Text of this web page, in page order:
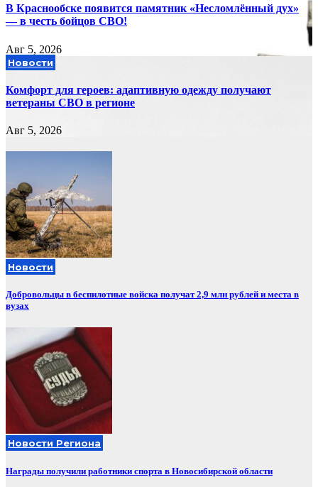
В Краснообске появится памятник «Несломлённый дух»
— в честь бойцов СВО!
Авг 5, 2026
Новости
Комфорт для героев: адаптивную одежду получают
ветераны СВО в регионе
Авг 5, 2026
Новости
Добровольцы в беспилотные войска получат 2,9 млн рублей и места в
вузах
Новости Региона
Награды получили работники спорта в Новосибирской области